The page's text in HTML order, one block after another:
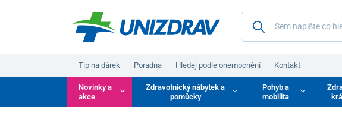
Tip na dárek Poradna Hledej podle onemocnění Kontakt
Novinky a
akce
Zdravotnický nábytek a
pomůcky
Pohyb a
mobilita